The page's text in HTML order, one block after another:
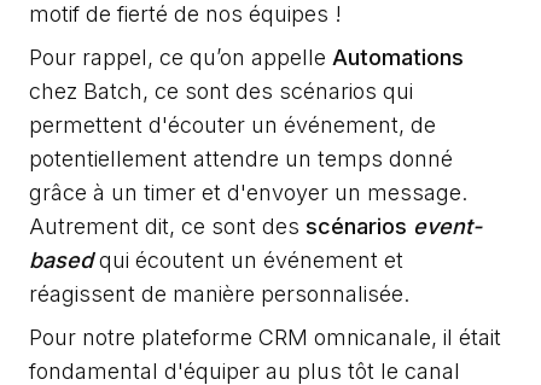
motif de fierté de nos équipes !
Pour rappel, ce qu’on appelle Automations
chez Batch, ce sont des scénarios qui
permettent d'écouter un événement, de
potentiellement attendre un temps donné
grâce à un timer et d'envoyer un message.
Autrement dit, ce sont des scénarios event-
basedqui écoutent un événement et
réagissent de manière personnalisée.
Pour notre plateforme CRM omnicanale, il était
fondamental d'équiper au plus tôt le canal